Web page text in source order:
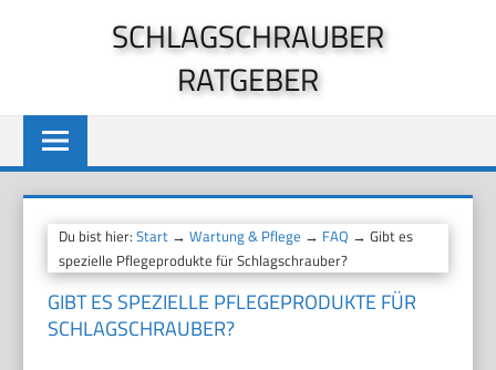
SCHLAGSCHRAUBER
RATGEBER
Du bist hier:Start →Wartung & Pflege → FAQ → Gibt es
spezielle Pflegeprodukte für Schlagschrauber?
GIBT ES SPEZIELLE PFLEGEPRODUKTE FÜR
SCHLAGSCHRAUBER?